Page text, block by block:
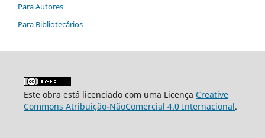
Para Autores
Para Bibliotecários
Este obra está licenciado com uma Licença Creative
Commons Atribuição-NãoComercial 4.0 Internacional.